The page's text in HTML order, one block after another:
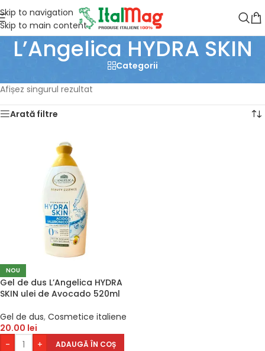
Skip to navigation
Skip to main content
L’Angelica HYDRA SKIN
Categorii
Afișez singurul rezultat
Arată filtre
NOU
Gel de dus L’Angelica HYDRA
SKIN ulei de Avocado 520ml
Gel de dus, Cosmetice italiene
20.00 lei
-
+ ADAUGĂ ÎN COȘ